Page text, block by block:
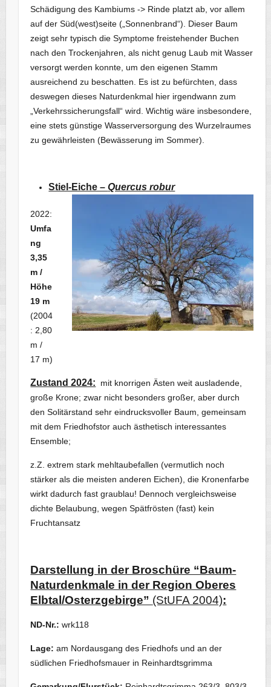
Schädigung des Kambiums -> Rinde platzt ab, vor allem
auf der Süd(west)seite („Sonnenbrand“). Dieser Baum
zeigt sehr typisch die Symptome freistehender Buchen
nach den Trockenjahren, als nicht genug Laub mit Wasser
versorgt werden konnte, um den eigenen Stamm
ausreichend zu beschatten. Es ist zu befürchten, dass
deswegen dieses Naturdenkmal hier irgendwann zum
„Verkehrssicherungsfall“ wird. Wichtig wäre insbesondere,
eine stets günstige Wasserversorgung des Wurzelraumes
zu gewährleisten (Bewässerung im Sommer).
Stiel-Eiche –Quercus robur
2022:
Umfa
ng
3,35
m /
Höhe
19 m
(2004
: 2,80
m /
17 m)
Zustand 2024:
mit knorrigen Ästen weit ausladende,
große Krone; zwar nicht besonders großer, aber durch
den Solitärstand sehr eindrucksvoller Baum, gemeinsam
mit dem Friedhofstor auch ästhetisch interessantes
Ensemble;
z.Z. extrem stark mehltaubefallen (vermutlich noch
stärker als die meisten anderen Eichen), die Kronenfarbe
wirkt dadurch fast graublau! Dennoch vergleichsweise
dichte Belaubung, wegen Spätfrösten (fast) kein
Fruchtansatz
Darstellung in der Broschüre “Baum-
Naturdenkmale in der Region Oberes
Elbtal/Osterzgebirge” (StUFA 2004):
ND-Nr.: wrk118
Lage: am Nordausgang des Friedhofs und an der
südlichen Friedhofsmauer in Reinhardtsgrimma